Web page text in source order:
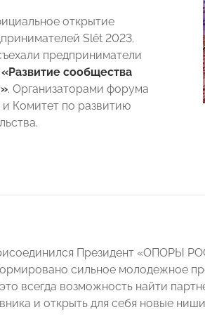
открытие
Slёt 2023.
предприниматели
«Развитие сообщества
. Организаторами форума
Комитет по развитию
Президент «ОПОРЫ
сильное молодежное
всегда возможность найти
и открыть для себя новые